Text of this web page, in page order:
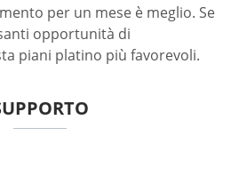
per un mese è meglio. Se
opportunità di
piani platino più favorevoli.